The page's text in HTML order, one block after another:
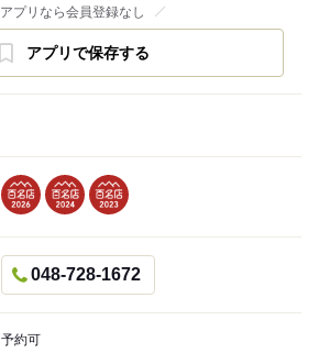
アプリなら会員登録なし
アプリで保存する
048-728-1672
予約可